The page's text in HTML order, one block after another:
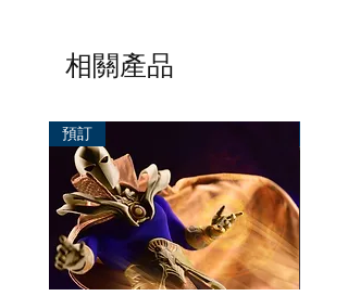
相關產品
預訂